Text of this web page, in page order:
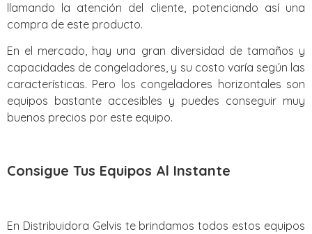
llamando la atención del cliente, potenciando así una
compra de este producto.
En el mercado, hay una gran diversidad de tamaños y
capacidades de congeladores, y su costo varía según las
características. Pero los congeladores horizontales son
equipos bastante accesibles y puedes conseguir muy
buenos precios por este equipo.
Consigue Tus Equipos Al Instante
En Distribuidora Gelvis te brindamos todos estos equipos